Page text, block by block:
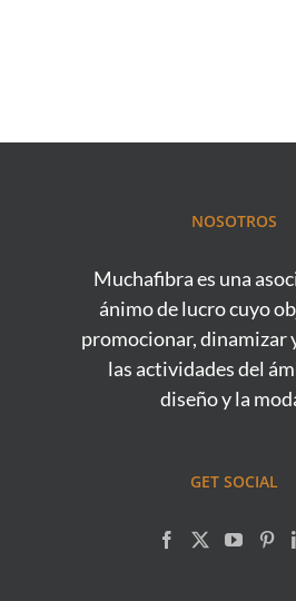
NOSOTROS
Muchafibra es una
ánimo de lucro cuyo
promocionar, dinamizar
las actividades del
diseño y la
GET SOCIAL